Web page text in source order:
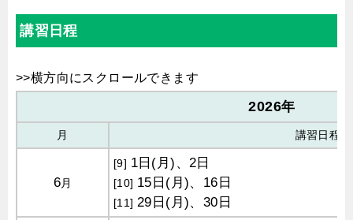
講習日程
2026年
月 講習日程
6月
[9] 1日(月)、2日
[10] 15日(月)、16日
[11] 29日(月)、30日